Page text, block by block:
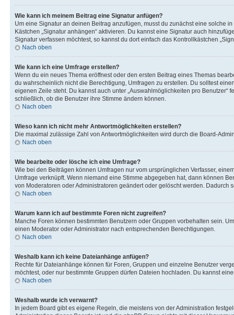
Wie kann ich meinem Beitrag eine Signatur anfügen?
Um eine Signatur an deinen Beitrag anzufügen, musst du zunächst eine solche
Kästchen „Signatur anhängen“ aktivieren. Du kannst eine Signatur auch
Signatur verfassen möchtest, so kannst du dort einfach das Kontrollkästchen
Nach oben
Wie kann ich eine Umfrage erstellen?
Wenn du ein neues Thema eröffnest oder den ersten Beitrag eines Themas
du wahrscheinlich nicht die Berechtigung, Umfragen zu erstellen. Du solltest
eigenen Zeile steht. Du kannst auch unter „Auswahlmöglichkeiten pro
schließlich, ob die Benutzer ihre Stimme ändern können.
Nach oben
Wieso kann ich nicht mehr Antwortmöglichkeiten erstellen?
Die maximal zulässige Zahl von Antwortmöglichkeiten wird durch die Board-
Nach oben
Wie bearbeite oder lösche ich eine Umfrage?
Wie bei den Beiträgen können Umfragen nur vom ursprünglichen Verfasser,
Umfrage verknüpft. Wenn niemand eine Stimme abgegeben hat, dann können
von Moderatoren oder Administratoren geändert oder gelöscht werden. Dadurch
Nach oben
Warum kann ich auf bestimmte Foren nicht zugreifen?
Manche Foren können bestimmten Benutzern oder Gruppen vorbehalten sein.
einen Moderator oder Administrator nach entsprechenden Berechtigungen.
Nach oben
Weshalb kann ich keine Dateianhänge anfügen?
Rechte für Dateianhänge können für Foren, Gruppen und einzelne Benutzer
möchtest, oder nur bestimmte Gruppen dürfen Dateien hochladen. Du kannst
Nach oben
Weshalb wurde ich verwarnt?
In jedem Board gibt es eigene Regeln, die meistens von der Administration